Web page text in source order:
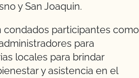
y San Joaquin.
condados participantes como
para
locales para brindar
y asistencia en el